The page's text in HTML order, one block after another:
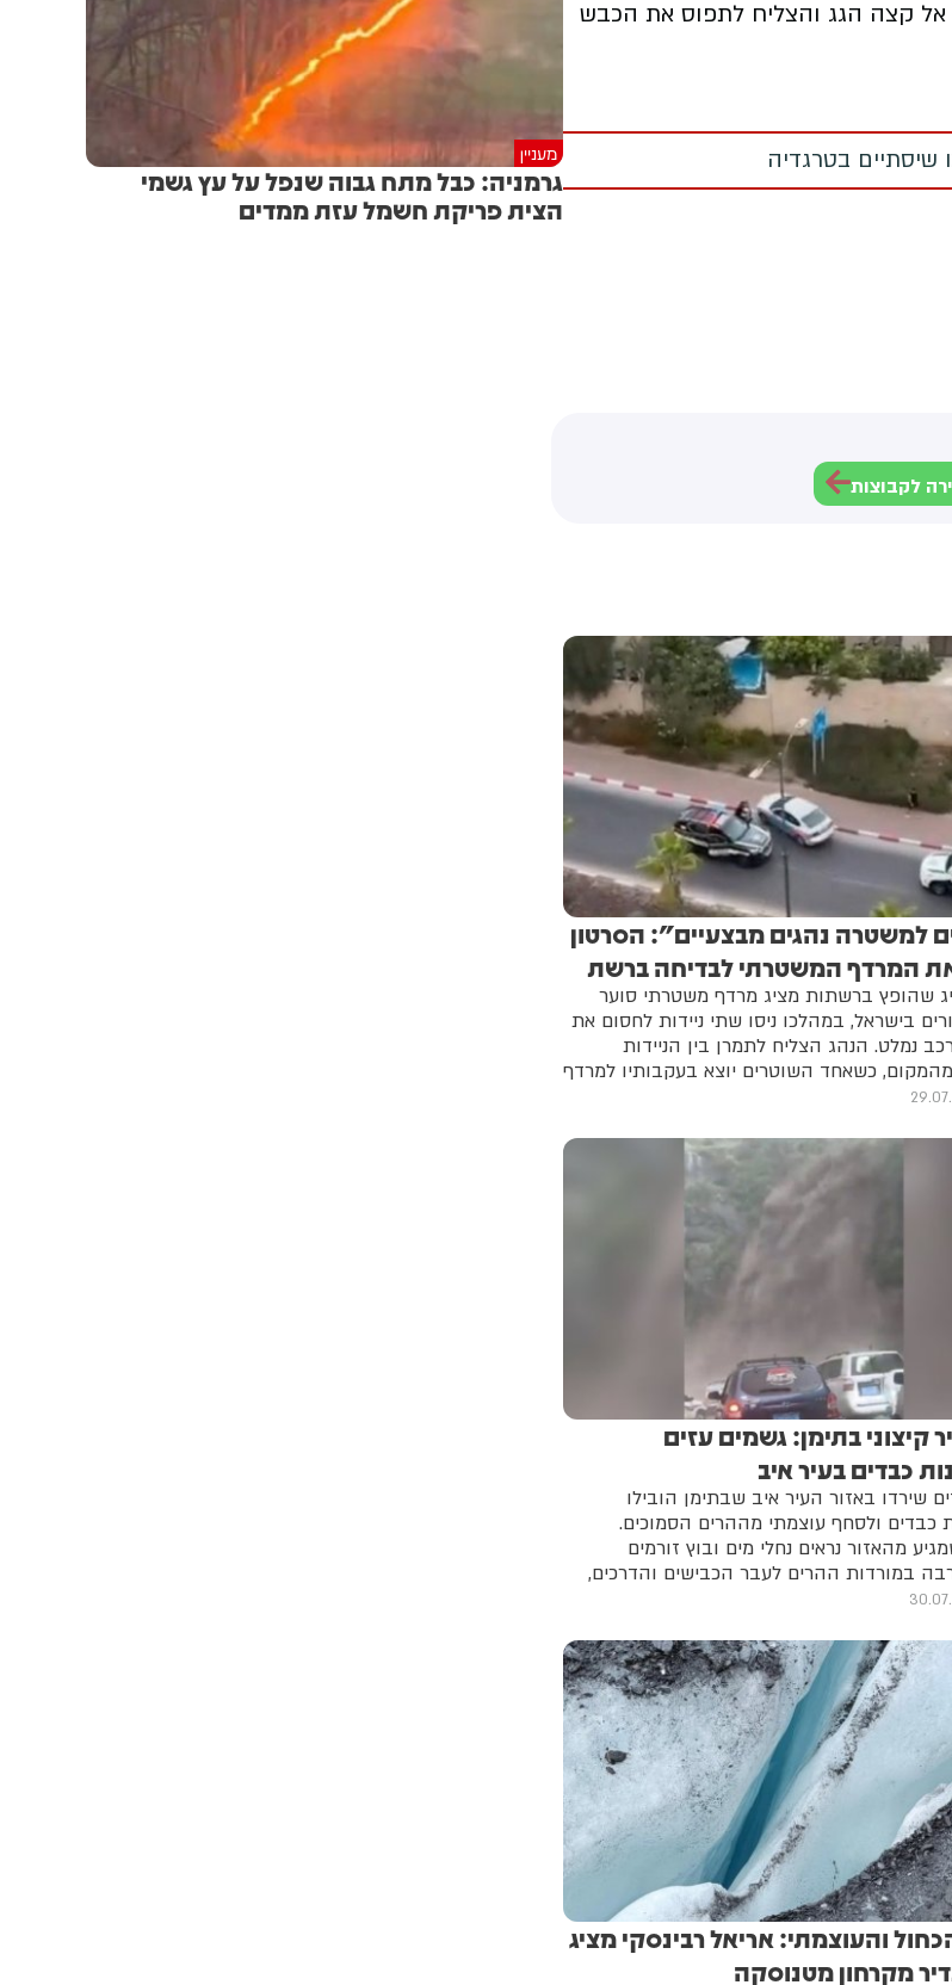
אל קצה הגג והצליח לתפוס את הכבש
שיסתיים בטרגדיה
לקבוצות
למשטרה נהגים מבצעיים": הסרטון
המרדף המשטרתי לבדיחה ברשת
שהופץ ברשתות מציג מרדף משטרתי סוער
בישראל, במהלכו ניסו שתי ניידות לחסום את
נמלט. הנהג הצליח לתמרן בין הניידות
כשאחד השוטרים יוצא בעקבותיו למרדף
קיצוני בתימן: גשמים עזים
כבדים בעיר איב
שירדו באזור העיר איב שבתימן הובילו
כבדים ולסחף עוצמתי מההרים הסמוכים.
מהאזור נראים נחלי מים ובוץ זורמים
במורדות ההרים לעבר הכבישים והדרכים,
את תנועת כלי הרכב וגורמים לשיבושים
והעוצמתי: אריאל רבינסקי מציג
מקרחון מטנוסקה
מעניין
גרמניה: כבל מתח גבוה שנפל על עץ גשמי
הצית פריקת חשמל עזת ממדים